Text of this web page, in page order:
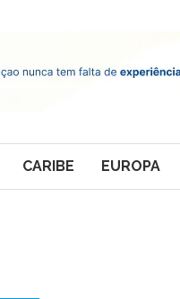
CARIBE EUROPA